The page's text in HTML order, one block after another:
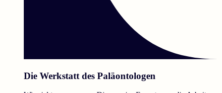
Die Werkstatt des Paläontologen